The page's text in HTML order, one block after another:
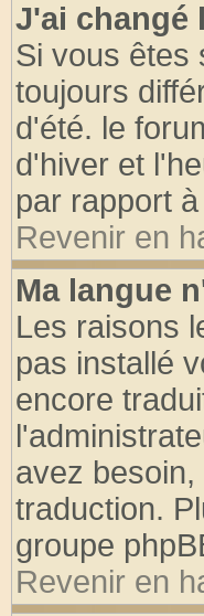
J'ai changé
Si vous êtes
toujours
d'été. le
d'hiver et
par rapport
Revenir en
Ma langue
Les raisons
pas installé
encore
avez
traduction.
groupe
Revenir en